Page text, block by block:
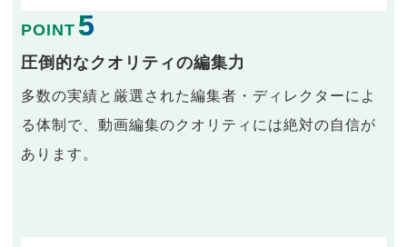
POINT 5
圧倒的なクオリティの編集力
多数の実績と厳選された編集者・ディレクターによ
る体制で、動画編集のクオリティには絶対の自信が
あります。